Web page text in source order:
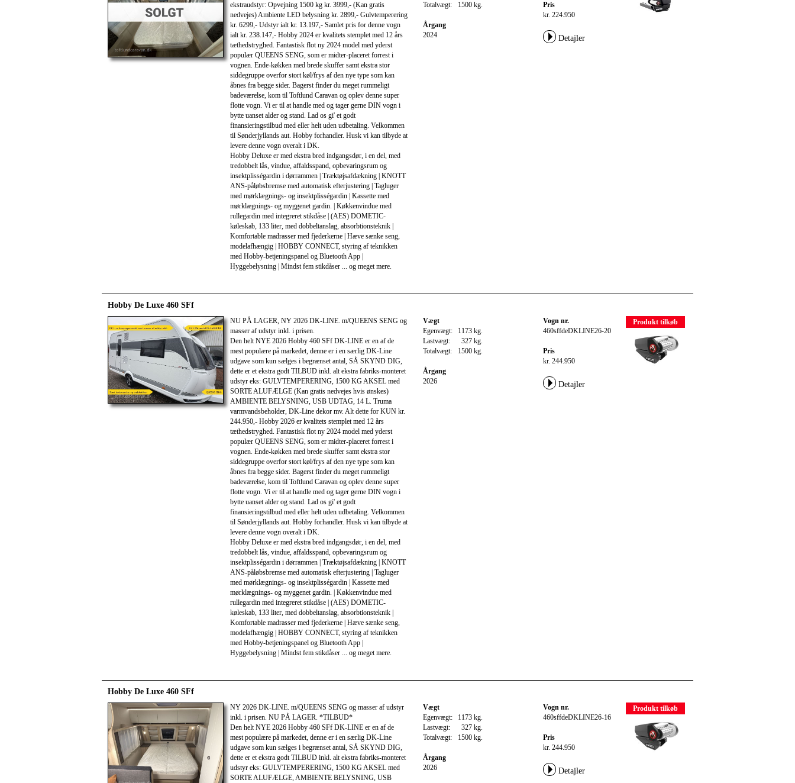
ekstraudstyr: Opvejning 1500 kg kr. 3999,- (Kan gratis
nedvejes) Ambiente LED belysning kr. 2899,- Gulvtemperering
kr. 6299,- Udstyr ialt kr. 13.197,- Samlet pris for denne vogn
ialt kr. 238.147,- Hobby 2024 er kvalitets stemplet med 12 års
tæthedstryghed. Fantastisk flot ny 2024 model med yderst
populær QUEENS SENG, som er midter-placeret forrest i
vognen. Ende-køkken med brede skuffer samt ekstra stor
siddegruppe overfor stort køl/frys af den nye type som kan
åbnes fra begge sider. Bagerst finder du meget rummeligt
badeværelse, kom til Toftlund Caravan og oplev denne super
flotte vogn. Vi er til at handle med og tager gerne DIN vogn i
bytte uanset alder og stand. Lad os gi' et godt
finansieringstilbud med eller helt uden udbetaling. Velkommen
til Sønderjyllands aut. Hobby forhandler. Husk vi kan tilbyde at
levere denne vogn overalt i DK.
Hobby Deluxe er med ekstra bred indgangsdør, i en del, med
tredobbelt lås, vindue, affaldsspand, opbevaringsrum og
insektplisségardin i dørrammen | Træktøjsafdækning | KNOTT
ANS-påløbsbremse med automatisk efterjustering | Tagluger
med mørklægnings- og insektplisségardin | Kassette med
mørklægnings- og myggenet gardin. | Køkkenvindue med
rullegardin med integreret stikdåse | (AES) DOMETIC-
køleskab, 133 liter, med dobbeltanslag, absorbtionsteknik |
Komfortable madrasser med fjederkerne | Hæve sænke seng,
modelafhængig | HOBBY CONNECT, styring af teknikken
med Hobby-betjeningspanel og Bluetooth App |
Hyggebelysning | Mindst fem stikdåser ... og meget mere.
Totalvægt:
1500 kg.
Årgang
2024
Pris
kr. 224.950
Detajler
Hobby De Luxe 460 SFf
NU PÅ LAGER, NY 2026 DK-LINE. m/QUEENS SENG og
masser af udstyr inkl. i prisen.
Den helt NYE 2026 Hobby 460 SFf DK-LINE er en af de
mest populære på markedet, denne er i en særlig DK-Line
udgave som kun sælges i begrænset antal, SÅ SKYND DIG,
dette er et ekstra godt TILBUD inkl. alt ekstra fabriks-monteret
udstyr eks: GULVTEMPERERING, 1500 KG AKSEL med
SORTE ALUFÆLGE (Kan gratis nedvejes hvis ønskes)
AMBIENTE BELYSNING, USB UDTAG, 14 L. Truma
varmvandsbeholder, DK-Line dekor mv. Alt dette for KUN kr.
244.950,- Hobby 2026 er kvalitets stemplet med 12 års
tæthedstryghed. Fantastisk flot ny 2024 model med yderst
populær QUEENS SENG, som er midter-placeret forrest i
vognen. Ende-køkken med brede skuffer samt ekstra stor
siddegruppe overfor stort køl/frys af den nye type som kan
åbnes fra begge sider. Bagerst finder du meget rummeligt
badeværelse, kom til Toftlund Caravan og oplev denne super
flotte vogn. Vi er til at handle med og tager gerne DIN vogn i
bytte uanset alder og stand. Lad os gi' et godt
finansieringstilbud med eller helt uden udbetaling. Velkommen
til Sønderjyllands aut. Hobby forhandler. Husk vi kan tilbyde at
levere denne vogn overalt i DK.
Hobby Deluxe er med ekstra bred indgangsdør, i en del, med
tredobbelt lås, vindue, affaldsspand, opbevaringsrum og
insektplisségardin i dørrammen | Træktøjsafdækning | KNOTT
ANS-påløbsbremse med automatisk efterjustering | Tagluger
med mørklægnings- og insektplisségardin | Kassette med
mørklægnings- og myggenet gardin. | Køkkenvindue med
rullegardin med integreret stikdåse | (AES) DOMETIC-
køleskab, 133 liter, med dobbeltanslag, absorbtionsteknik |
Komfortable madrasser med fjederkerne | Hæve sænke seng,
modelafhængig | HOBBY CONNECT, styring af teknikken
med Hobby-betjeningspanel og Bluetooth App |
Hyggebelysning | Mindst fem stikdåser ... og meget mere.
Vægt
Egenvægt: 1173 kg.
Lastvægt:
327 kg.
Totalvægt:
1500 kg.
Årgang
2026
Vogn nr.
460sffdeDKLINE26-20
Pris
kr. 244.950
Detajler
Produkt tilkøb
Hobby De Luxe 460 SFf
NY 2026 DK-LINE. m/QUEENS SENG og masser af udstyr
inkl. i prisen. NU PÅ LAGER. *TILBUD*
Den helt NYE 2026 Hobby 460 SFf DK-LINE er en af de
mest populære på markedet, denne er i en særlig DK-Line
udgave som kun sælges i begrænset antal, SÅ SKYND DIG,
dette er et ekstra godt TILBUD inkl. alt ekstra fabriks-monteret
udstyr eks: GULVTEMPERERING, 1500 KG AKSEL med
SORTE ALUFÆLGE, AMBIENTE BELYSNING, USB
Vægt
Egenvægt: 1173 kg.
Lastvægt:
327 kg.
Totalvægt:
1500 kg.
Årgang
2026
Vogn nr.
460sffdeDKLINE26-16
Pris
kr. 244.950
Detajler
Produkt tilkøb